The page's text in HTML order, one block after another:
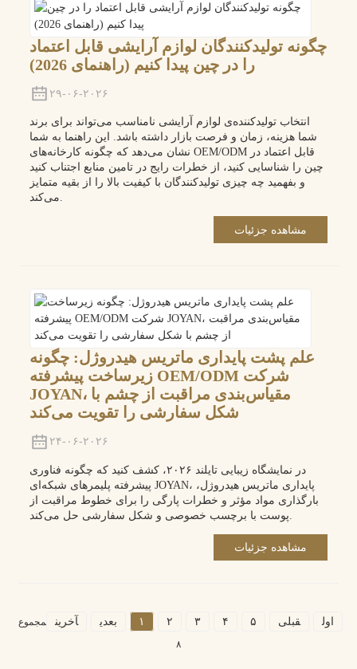
چگونه تولیدکنندگان لوازم آرایشی قابل اعتماد
را در چین پیدا کنیم (راهنمای 2026)
۲۹-۰۶-۲۰۲۶
انتخاب تولیدکننده‌ی لوازم آرایشی نامناسب می‌تواند برای برند
شما هزینه، زمان و فرصت بازار داشته باشد. این راهنما به شما
نشان می‌دهد که چگونه کارخانه‌های OEM/ODM قابل اعتماد در
چین را شناسایی کنید، از خطرات رایج در تامین منابع اجتناب کنید
و بفهمید چه چیزی تولیدکنندگان با کیفیت بالا را از بقیه متمایز
می‌کند.
مشاهده جزئیات
علم پشت پایداری ماتریس هیدروژل: چگونه
زیرساخت پیشرفته OEM/ODM شرکت
JOYAN، مقیاس‌بندی مراقبت از چشم با
شکل سفارشی را تقویت می‌کند
۲۴-۰۶-۲۰۲۶
در نمایشگاه زیبایی تایلند ۲۰۲۶، کشف کنید که چگونه فناوری
پیشرفته پلیمرهای شبکه‌ای JOYAN، پایداری ماتریس هیدروژل،
بارگذاری مواد مؤثر و خطرات پارگی را برای خطوط مراقبت از
مشاهده جزئیات
اول قبلی ۱ ۲ ۳ ۴ ۵ بعدی آخرین
مجموع
۸